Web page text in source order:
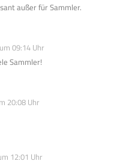
außer für Sammler.
09:14 Uhr
Sammler!
20:08 Uhr
12:01 Uhr